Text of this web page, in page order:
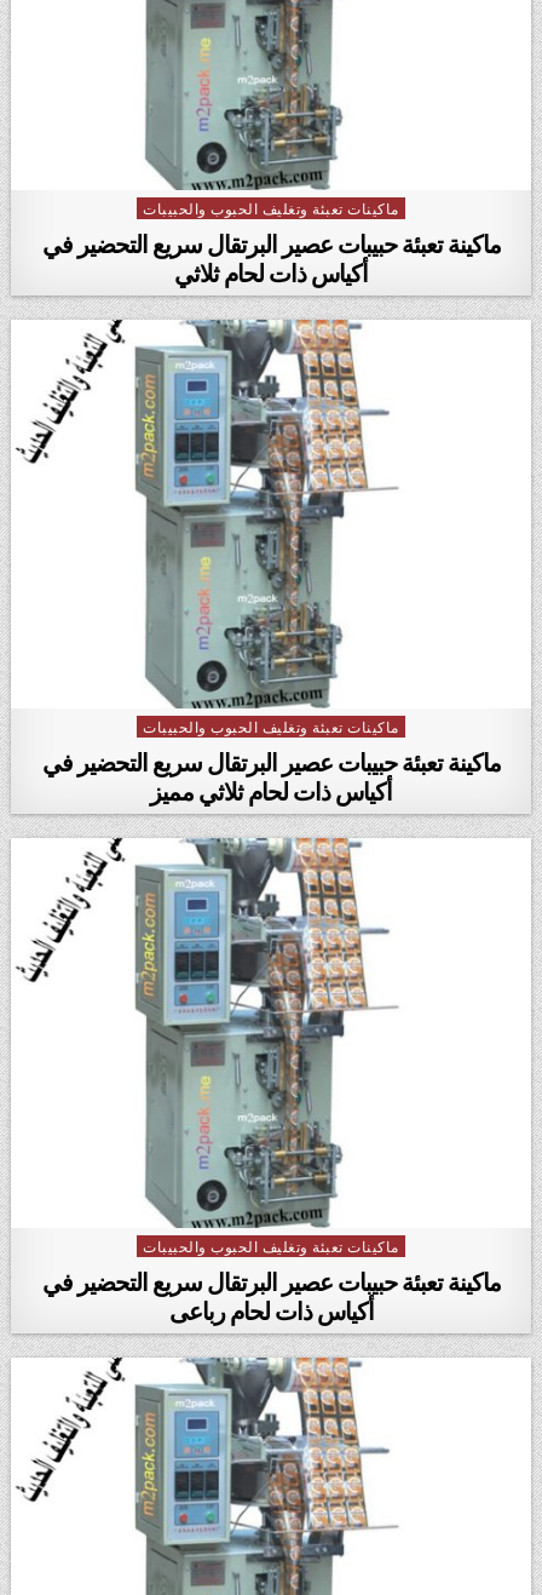
Posted in
ماكينات تعبئة وتغليف الحبوب والحبيبات
ماكينة تعبئة حبيبات عصير البرتقال سريع التحضير في
أكياس ذات لحام ثلاثي
Posted in
ماكينات تعبئة وتغليف الحبوب والحبيبات
ماكينة تعبئة حبيبات عصير البرتقال سريع التحضير في
أكياس ذات لحام ثلاثي مميز
Posted in
ماكينات تعبئة وتغليف الحبوب والحبيبات
ماكينة تعبئة حبيبات عصير البرتقال سريع التحضير في
أكياس ذات لحام رباعى